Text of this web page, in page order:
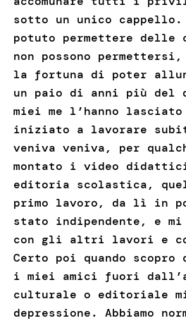
sotto un unico cappello.
potuto permettere delle
non possono
la fortuna di poter
un paio di anni più del
miei me l’hanno
iniziato a lavorare
veniva veniva, per
montato i video
editoria scolastica,
primo lavoro, da lì in
stato indipendente, e mi
con gli altri lavori e
Certo poi quando scopro
i miei amici fuori
culturale o editoriale
depressione. Abbiamo